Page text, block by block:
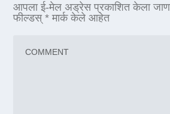
आपला ई-मेल अड्रेस प्रकाशित केला
फील्डस्* मार्क केले आहेत